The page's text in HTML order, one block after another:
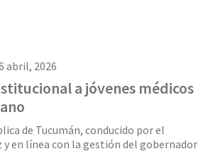
abril, 2026
a jóvenes médicos
de Tucumán, conducido por el
y en línea con la gestión del gobernador